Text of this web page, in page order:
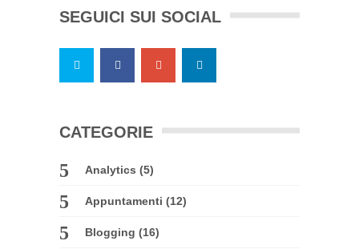
SEGUICI SUI SOCIAL
CATEGORIE
Analytics (5)
Appuntamenti (12)
Blogging (16)